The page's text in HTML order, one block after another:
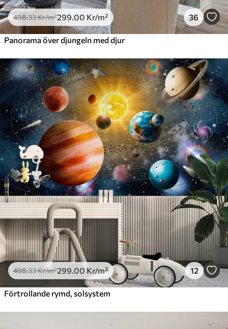
498.33Kr/m²299 .00 Kr/m² 36
Panorama över djungeln med djur
498.33Kr/m²299 .00 Kr/m² 12
Förtrollande rymd, solsystem